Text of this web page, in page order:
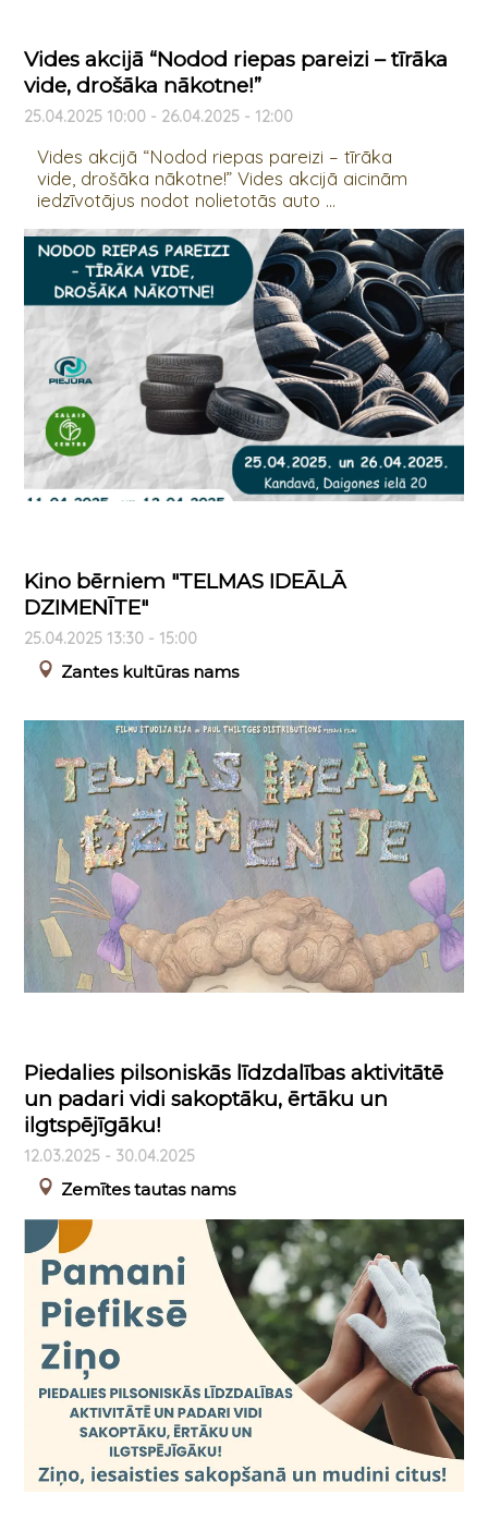
Vides akcijā “Nodod riepas pareizi – tīrāka
vide, drošāka nākotne!”
25.04.2025 10:00 - 26.04.2025 - 12:00
Vides akcijā “Nodod riepas pareizi – tīrāka
vide, drošāka nākotne!” Vides akcijā aicinām
iedzīvotājus nodot nolietotās auto ...
Kino bērniem "TELMAS IDEĀLĀ
DZIMENĪTE"
25.04.2025 13:30 - 15:00
Zantes kultūras nams
Piedalies pilsoniskās līdzdalības aktivitātē
un padari vidi sakoptāku, ērtāku un
ilgtspējīgāku!
12.03.2025 - 30.04.2025
Zemītes tautas nams